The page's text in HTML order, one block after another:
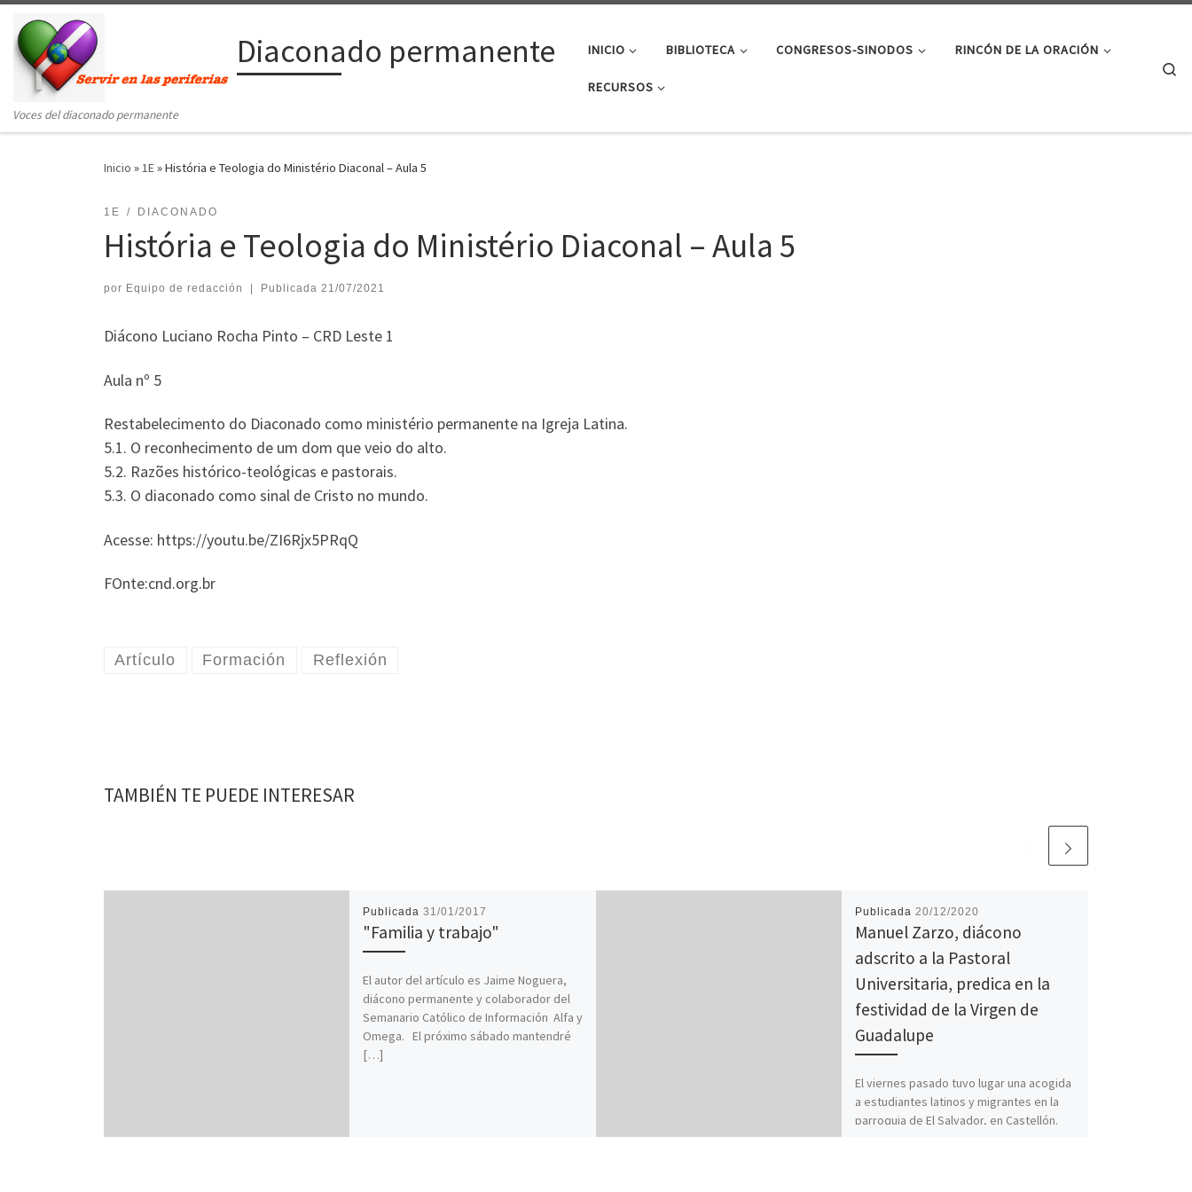
Saltar al contenido
Diaconado permanente
Voces del diaconado permanente
INICIO BIBLIOTECA CONGRESOS-SINODOS RINCÓN DE LA ORACIÓN
RECURSOS
Inicio »1E»História e Teologia do Ministério Diaconal – Aula 5
1E DIACONADO
História e Teologia do Ministério Diaconal – Aula 5
por Equipo de redacción Publicada 21/07/2021
Diácono Luciano Rocha Pinto – CRD Leste 1
Aula nº 5
Restabelecimento do Diaconado como ministério permanente na Igreja Latina.
5.1. O reconhecimento de um dom que veio do alto.
5.2. Razões histórico-teológicas e pastorais.
5.3. O diaconado como sinal de Cristo no mundo.
Acesse: https://youtu.be/ZI6Rjx5PRqQ
FOnte:cnd.org.br
Artículo Formación Reflexión
TAMBIÉN TE PUEDE INTERESAR
Publicada 31/01/2017
"Familia y trabajo"
El autor del artículo es Jaime Noguera,
diácono permanente y colaborador del
Semanario Católico de Información Alfa y
Omega. El próximo sábado mantendré
[…]
Publicada 20/12/2020
Manuel Zarzo, diácono
adscrito a la Pastoral
Universitaria, predica en la
festividad de la Virgen de
Guadalupe
El viernes pasado tuvo lugar una acogida
a estudiantes latinos y migrantes en la
parroquia de El Salvador, en Castellón.